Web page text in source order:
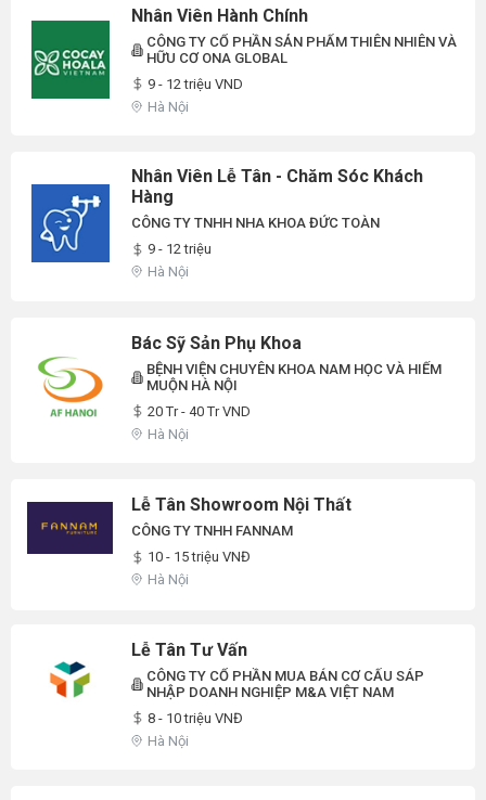
Nhân Viên Hành Chính
CÔNG TY CỔ PHẦN SẢN PHẨM THIÊN NHIÊN VÀ
HỮU CƠ ONA GLOBAL
9 - 12 triệu VND
Hà Nội
Nhân Viên Lễ Tân - Chăm Sóc Khách
Hàng
CÔNG TY TNHH NHA KHOA ĐỨC TOÀN
9 - 12 triệu
Hà Nội
Bác Sỹ Sản Phụ Khoa
BỆNH VIỆN CHUYÊN KHOA NAM HỌC VÀ HIẾM
MUỘN HÀ NỘI
20 Tr - 40 Tr VND
Hà Nội
Lễ Tân Showroom Nội Thất
CÔNG TY TNHH FANNAM
10 - 15 triệu VNĐ
Hà Nội
Lễ Tân Tư Vấn
CÔNG TY CỔ PHẦN MUA BÁN CƠ CẤU SÁP
NHẬP DOANH NGHIỆP M&A VIỆT NAM
8 - 10 triệu VNĐ
Hà Nội